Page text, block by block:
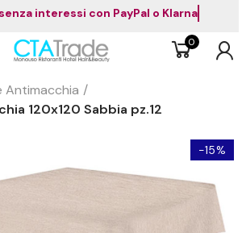
senza interessi con PayPal o Klarna
0
Antimacchia
120x120 Sabbia pz.12
-15%